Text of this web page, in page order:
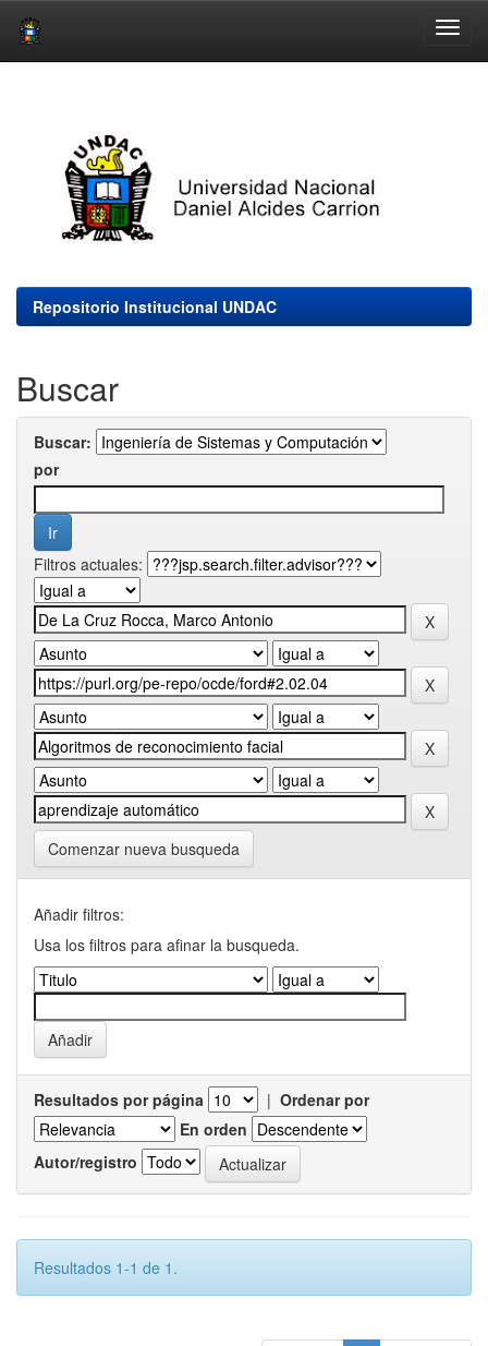
Repositorio Institucional UNDAC
Buscar
Buscar:
por
Filtros actuales:
Comenzar nueva busqueda
Añadir filtros:
Usa los filtros para afinar la busqueda.
Resultados por página | Ordenar por
En orden
Autor/registro
Resultados 1-1 de 1.